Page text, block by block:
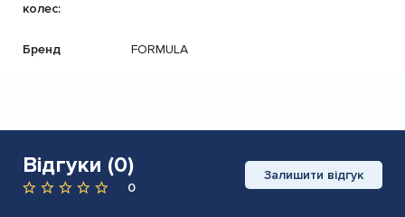
колес:
Бренд FORMULA
Відгуки (0)
0
Залишити відгук